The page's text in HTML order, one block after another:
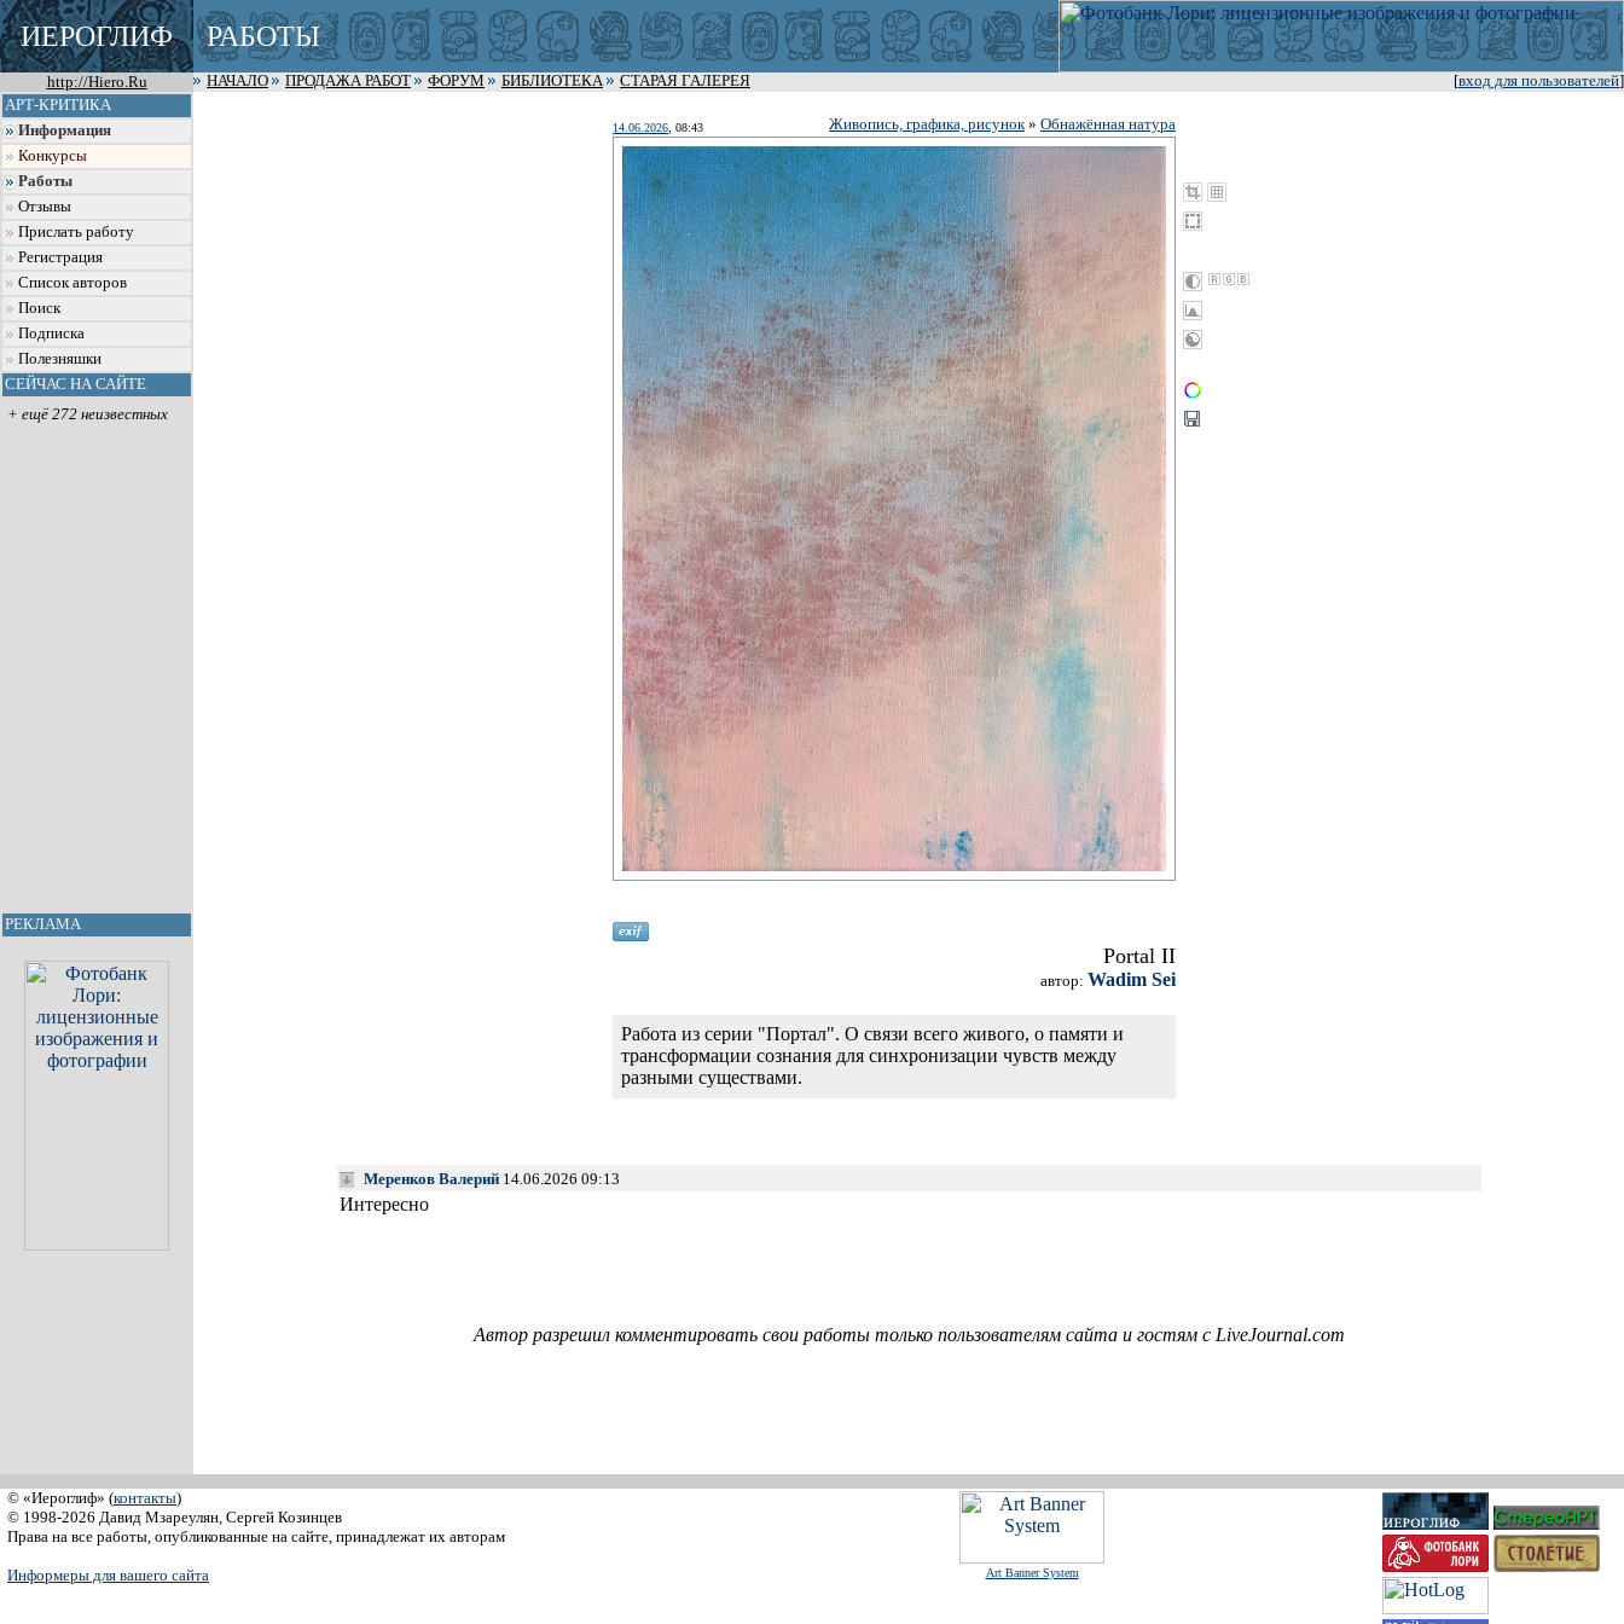
ИЕРОГЛИФ РАБОТЫ
http://Hiero.Ru [вход для пользователей]
НАЧАЛО ПРОДАЖА РАБОТ ФОРУМ БИБЛИОТЕКА
СТАРАЯ ГАЛЕРЕЯ
АРТ-КРИТИКА
Информация
Конкурсы
Работы
Отзывы
Прислать работу
Регистрация
Список авторов
Поиск
Подписка
Полезняшки
СЕЙЧАС НА САЙТЕ
+ ещё 272 неизвестных
РЕКЛАМА
14.06.2026 , 08:43 Живопись, графика, рисунок» Обнажённая натура
Portal II
автор: Wadim Sei
Работа из серии "Портал". О связи всего живого, о памяти и
трансформации сознания для синхронизации чувств между
разными существами.
Меренков Валерий14.06.2026 09:13
Интересно
Автор разрешил комментировать свои работы только пользователям сайта и гостям с LiveJournal.com
© «Иероглиф» (контакты)
© 1998-2026 Давид Мзареулян, Сергей Козинцев
Права на все работы, опубликованные на сайте, принадлежат их авторам
Информеры для вашего сайта Art Banner System